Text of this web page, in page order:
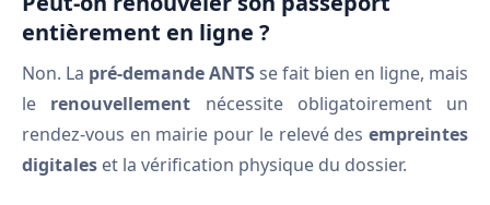
entièrement en ligne ?
Non. La pré-demande ANTSse fait bien en ligne, mais
le renouvellement nécessite obligatoirement un
rendez-vous en mairie pour le relevé des empreintes
digitales et la vérification physique du dossier.